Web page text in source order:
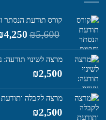
קורס תודעת הנסתר
₪5,600
המחיר
₪5,600.
4,250
מרצה לשינוי תודעה:
₪2,500
מרצה לקבלה ותודעת
₪2,500